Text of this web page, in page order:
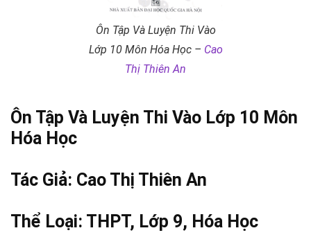
Ôn Tập Và Luyện Thi Vào
Lớp 10 Môn Hóa Học – Cao
Thị Thiên An
Ôn Tập Và Luyện Thi Vào Lớp 10 Môn
Hóa Học
Tác Giả: Cao Thị Thiên An
Thể Loại: THPT, Lớp 9, Hóa Học